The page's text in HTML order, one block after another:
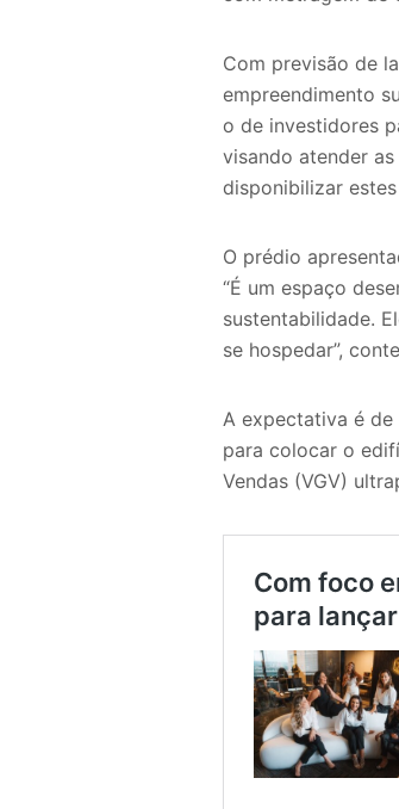
Com previsão de
empreendimento
o de investidores
visando atender
disponibilizar
O prédio
“É um espaço
sustentabilidade.
se hospedar”,
A expectativa é
para colocar o
Vendas (VGV)